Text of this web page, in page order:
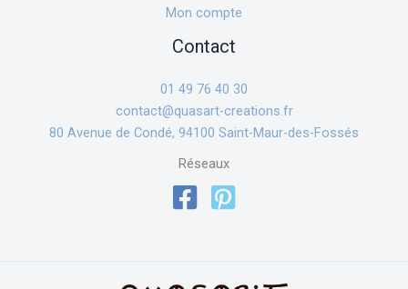
Mon compte
Contact
01 49 76 40 30
contact@quasart-creations.fr
80 Avenue de Condé, 94100 Saint-Maur-des-Fossés
Réseaux